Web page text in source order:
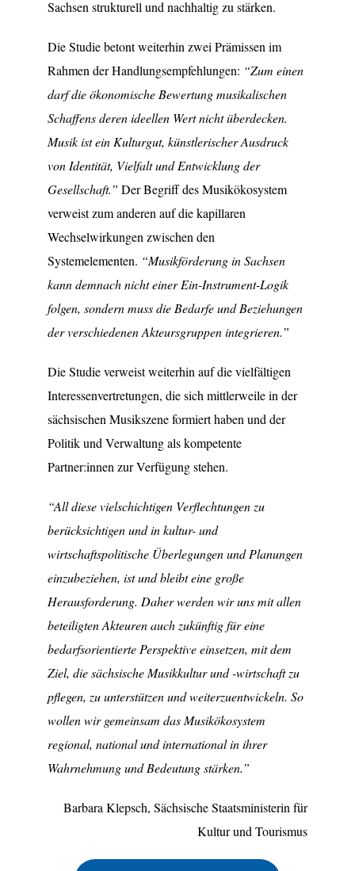
Sachsen strukturell und nachhaltig zu stärken.
Die Studie betont weiterhin zwei Prämissen im
Rahmen der Handlungsempfehlungen: “Zum einen
darf die ökonomische Bewertung musikalischen
Schaffens deren ideellen Wert nicht überdecken.
Musik ist ein Kulturgut, künstlerischer Ausdruck
von Identität, Vielfalt und Entwicklung der
Gesellschaft.” Der Begriff des Musikökosystem
verweist zum anderen auf die kapillaren
Wechselwirkungen zwischen den
Systemelementen. “Musikförderung in Sachsen
kann demnach nicht einer Ein-Instrument-Logik
folgen, sondern muss die Bedarfe und Beziehungen
der verschiedenen Akteursgruppen integrieren.”
Die Studie verweist weiterhin auf die vielfältigen
Interessenvertretungen, die sich mittlerweile in der
sächsischen Musikszene formiert haben und der
Politik und Verwaltung als kompetente
Partner:innen zur Verfügung stehen.
“All diese vielschichtigen Verflechtungen zu
berücksichtigen und in kultur- und
wirtschaftspolitische Überlegungen und Planungen
einzubeziehen, ist und bleibt eine große
Herausforderung. Daher werden wir uns mit allen
beteiligten Akteuren auch zukünftig für eine
bedarfsorientierte Perspektive einsetzen, mit dem
Ziel, die sächsische Musikkultur und -wirtschaft zu
pflegen, zu unterstützen und weiterzuentwickeln. So
wollen wir gemeinsam das Musikökosystem
regional, national und international in ihrer
Wahrnehmung und Bedeutung stärken.”
Barbara Klepsch, Sächsische Staatsministerin für
Kultur und Tourismus